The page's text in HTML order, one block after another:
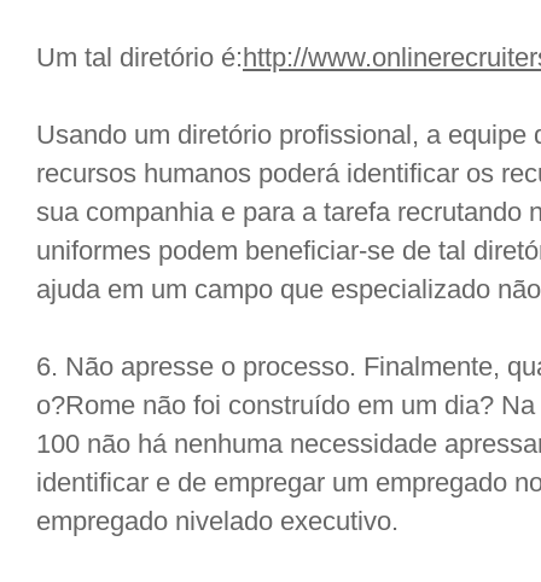
Um tal diretório é:http://
Usando um diretório profissional, a equipe
recursos humanos poderá identificar os
sua companhia e para a tarefa recrutando
uniformes podem beneficiar-se de tal
ajuda em um campo que especializado
6. Não apresse o processo. Finalmente,
o?Rome não foi construído em um dia?
100 não há nenhuma necessidade
identificar e de empregar um empregado
empregado nivelado executivo.